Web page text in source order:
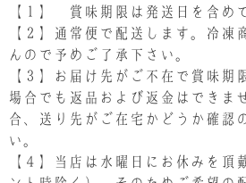
【１】 賞味期限は発送日を含め
【２】通常便で配送します。冷凍
んので予めご了承下さい。
【３】お届け先がご不在で賞味期
場合でも返品および返金はできま
合、送り先がご在宅かどうか確認
い。
【４】当店は水曜日にお休みを頂